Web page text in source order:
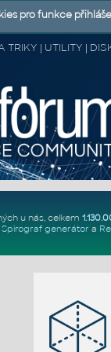
TRIKY | UTILITY |
u nás, celkem
Spirograf generátor a
pro funkce